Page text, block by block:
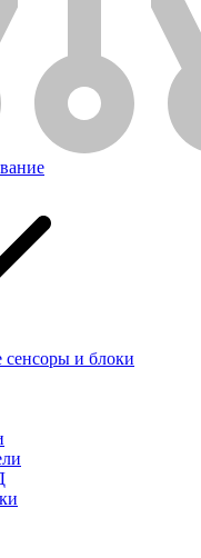
сенсоры и блоки